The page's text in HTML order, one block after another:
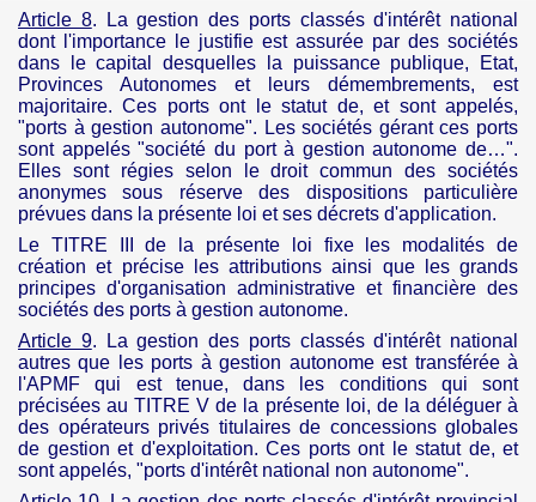
Article 8. La gestion des ports classés d'intérêt national
dont l'importance le justifie est assurée par des sociétés
dans le capital desquelles la puissance publique, Etat,
Provinces Autonomes et leurs démembrements, est
majoritaire. Ces ports ont le statut de, et sont appelés,
"ports à gestion autonome". Les sociétés gérant ces ports
sont appelés "société du port à gestion autonome de…".
Elles sont régies selon le droit commun des sociétés
anonymes sous réserve des dispositions particulière
prévues dans la présente loi et ses décrets d'application.
Le TITRE III de la présente loi fixe les modalités de
création et précise les attributions ainsi que lesgrands
principes d'organisation administrative et financière des
sociétés des ports à gestion autonome.
Article 9. La gestion des ports classés d'intérêt national
autres que les ports à gestion autonome est transférée à
l'APMF qui est tenue, dans les conditions qui sont
précisées au TITRE V de la présente loi, de la déléguer à
des opérateurs privés titulaires de concessions globales
de gestion et d'exploitation. Ces ports ont le statut de, et
sont appelés, "ports d'intérêt national non autonome".